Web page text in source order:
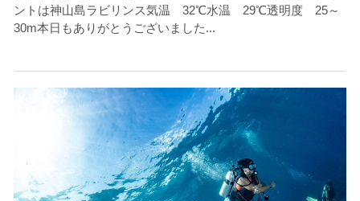
ントは神山島ラビリンス気温 32℃水温 29℃透明度 25～
30m本日もありがとうございました...